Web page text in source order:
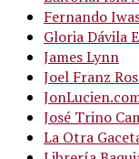
Fernando
Gloria Dávila
James Lynn
Joel Franz
José Trino
La Otra